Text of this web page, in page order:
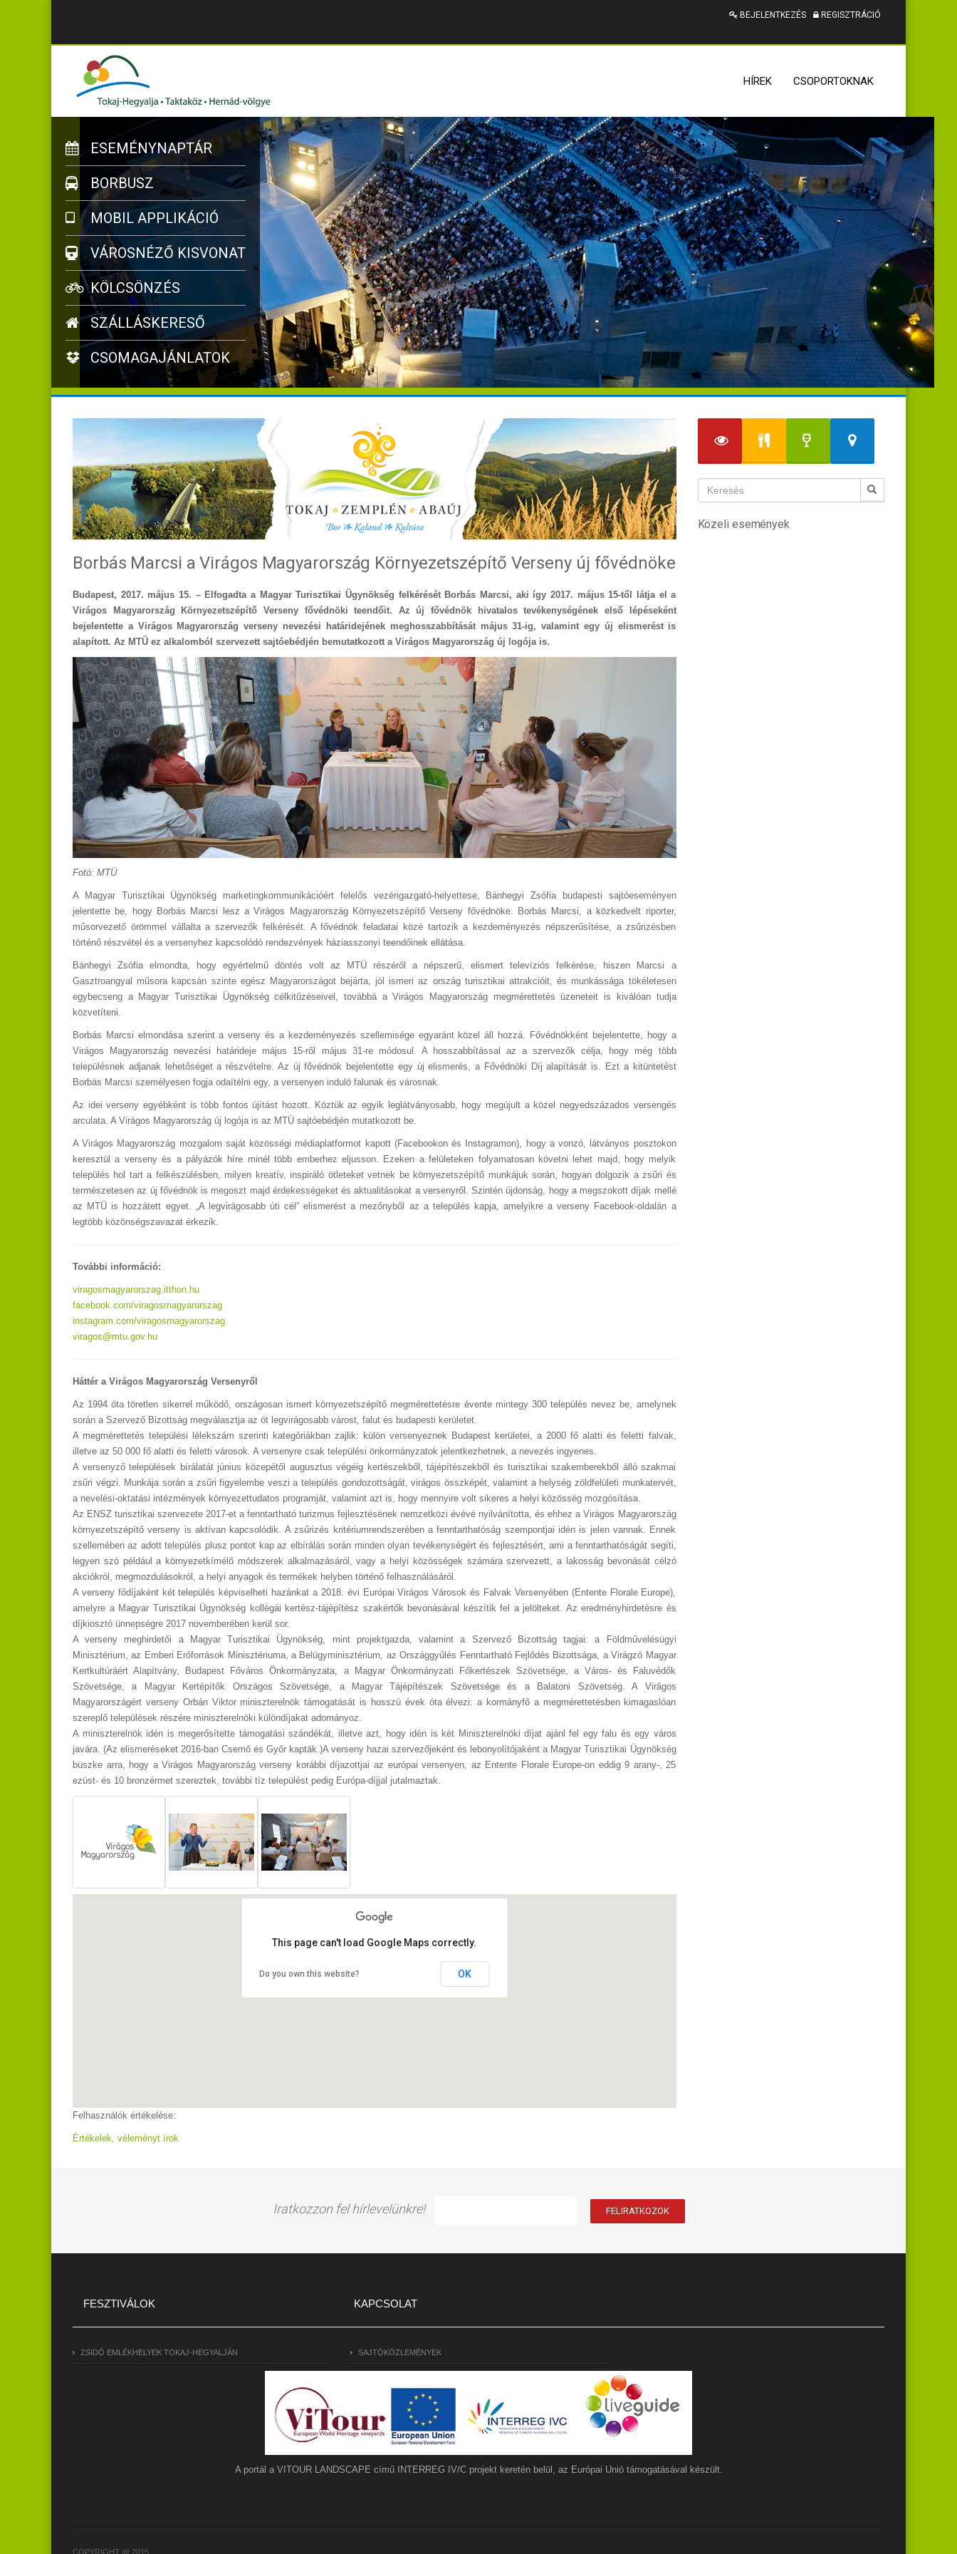
BEJELENTKEZÉS REGISZTRÁCIÓ
HÍREK CSOPORTOKNAK
ESEMÉNYNAPTÁR
BORBUSZ
MOBIL APPLIKÁCIÓ
VÁROSNÉZŐ KISVONAT
KÖLCSÖNZÉS
SZÁLLÁSKERESŐ
CSOMAGAJÁNLATOK
Borbás Marcsi a Virágos Magyarország Környezetszépítő Verseny új fővédnöke
Budapest, 2017. május 15. – Elfogadta a Magyar Turisztikai Ügynökség felkérését Borbás Marcsi, aki így 2017. május 15-től látja el a
Virágos Magyarország Környezetszépítő Verseny fővédnöki teendőit. Az új fővédnök hivatalos tevékenységének első lépéseként
bejelentette a Virágos Magyarország verseny nevezési határidejének meghosszabbítását május 31-ig, valamint egy új elismerést is
alapított. Az MTÜ ez alkalomból szervezett sajtóebédjén bemutatkozott a Virágos Magyarország új logója is.
Fotó: MTÜ
A Magyar Turisztikai Ügynökség marketingkommunikációért felelős vezérigazgató-helyettese, Bánhegyi Zsófia budapesti sajtóeseményen
jelentette be, hogy Borbás Marcsi lesz a Virágos Magyarország Környezetszépítő Verseny fővédnöke. Borbás Marcsi, a közkedvelt riporter,
műsorvezető örömmel vállalta a szervezők felkérését. A fővédnök feladatai közé tartozik a kezdeményezés népszerűsítése, a zsűrizésben
történő részvétel és a versenyhez kapcsolódó rendezvények háziasszonyi teendőinek ellátása.
Bánhegyi Zsófia elmondta, hogy egyértelmű döntés volt az MTÜ részéről a népszerű, elismert televíziós felkérése, hiszen Marcsi a
Gasztroangyal műsora kapcsán szinte egész Magyarországot bejárta, jól ismeri az ország turisztikai attrakcióit, és munkássága tökéletesen
egybecseng a Magyar Turisztikai Ügynökség célkitűzéseivel, továbbá a Virágos Magyarország megmérettetés üzeneteit is kiválóan tudja
közvetíteni.
Borbás Marcsi elmondása szerint a verseny és a kezdeményezés szellemisége egyaránt közel áll hozzá. Fővédnökként bejelentette, hogy a
Virágos Magyarország nevezési határideje május 15-ről május 31-re módosul. A hosszabbítással az a szervezők célja, hogy még több
településnek adjanak lehetőséget a részvételre. Az új fővédnök bejelentette egy új elismerés, a Fővédnöki Díj alapítását is. Ezt a kitüntetést
Borbás Marcsi személyesen fogja odaítélni egy, a versenyen induló falunak és városnak.
Az idei verseny egyébként is több fontos újítást hozott. Köztük az egyik leglátványosabb, hogy megújult a közel negyedszázados versengés
arculata. A Virágos Magyarország új logója is az MTÜ sajtóebédjén mutatkozott be.
A Virágos Magyarország mozgalom saját közösségi médiaplatformot kapott (Facebookon és Instagramon), hogy a vonzó, látványos posztokon
keresztül a verseny és a pályázók híre minél több emberhez eljusson. Ezeken a felületeken folyamatosan követni lehet majd, hogy melyik
település hol tart a felkészülésben, milyen kreatív, inspiráló ötleteket vetnek be környezetszépítő munkájuk során, hogyan dolgozik a zsűri és
természetesen az új fővédnök is megoszt majd érdekességeket és aktualitásokat a versenyről. Szintén újdonság, hogy a megszokott díjak mellé
az MTÜ is hozzátett egyet. „A legvirágosabb úti cél” elismerést a mezőnyből az a település kapja, amelyikre a verseny Facebook-oldalán a
legtöbb közönségszavazat érkezik.
További információ:
viragosmagyarorszag.itthon.hu
facebook.com/viragosmagyarorszag
instagram.com/viragosmagyarorszag
viragos@mtu.gov.hu
Háttér a Virágos Magyarország Versenyről
Az 1994 óta töretlen sikerrel működő, országosan ismert környezetszépítő megmérettetésre évente mintegy 300 település nevez be, amelynek
során a Szervező Bizottság megválasztja az öt legvirágosabb várost, falut és budapesti kerületet.
A megmérettetés települési lélekszám szerinti kategóriákban zajlik: külön versenyeznek Budapest kerületei, a 2000 fő alatti és feletti falvak,
illetve az 50 000 fő alatti és feletti városok. A versenyre csak települési önkormányzatok jelentkezhetnek, a nevezés ingyenes.
A versenyző települések bírálatát június közepétől augusztus végéig kertészekből, tájépítészekből és turisztikai szakemberekből álló szakmai
zsűri végzi. Munkája során a zsűri figyelembe veszi a település gondozottságát, virágos összképét, valamint a helység zöldfelületi munkatervét,
a nevelési-oktatási intézmények környezettudatos programját, valamint azt is, hogy mennyire volt sikeres a helyi közösség mozgósítása.
Az ENSZ turisztikai szervezete 2017-et a fenntartható turizmus fejlesztésének nemzetközi évévé nyilvánította, és ehhez a Virágos Magyarország
környezetszépítő verseny is aktívan kapcsolódik. A zsűrizés kritériumrendszerében a fenntarthatóság szempontjai idén is jelen vannak. Ennek
szellemében az adott település plusz pontot kap az elbírálás során minden olyan tevékenységért és fejlesztésért, ami a fenntarthatóságát segíti,
legyen szó például a környezetkímélő módszerek alkalmazásáról, vagy a helyi közösségek számára szervezett, a lakosság bevonását célzó
akciókról, megmozdulásokról, a helyi anyagok és termékek helyben történő felhasználásáról.
A verseny fődíjaként két település képviselheti hazánkat a 2018. évi Európai Virágos Városok és Falvak Versenyében (Entente Florale Europe),
amelyre a Magyar Turisztikai Ügynökség kollégái kertész-tájépítész szakértők bevonásával készítik fel a jelölteket. Az eredményhirdetésre és
díjkiosztó ünnepségre 2017 novemberében kerül sor.
A verseny meghirdetői a Magyar Turisztikai Ügynökség, mint projektgazda, valamint a Szervező Bizottság tagjai: a Földművelésügyi
Minisztérium, az Emberi Erőforrások Minisztériuma, a Belügyminisztérium, az Országgyűlés Fenntartható Fejlődés Bizottsága, a Virágzó Magyar
Kertkultúráért Alapítvány, Budapest Főváros Önkormányzata, a Magyar Önkormányzati Főkertészek Szövetsége, a Város- és Faluvédők
Szövetsége, a Magyar Kertépítők Országos Szövetsége, a Magyar Tájépítészek Szövetsége és a Balatoni Szövetség. A Virágos
Magyarországért verseny Orbán Viktor miniszterelnök támogatását is hosszú évek óta élvezi: a kormányfő a megmérettetésben kimagaslóan
szereplő települések részére miniszterelnöki különdíjakat adományoz.
A miniszterelnök idén is megerősítette támogatási szándékát, illetve azt, hogy idén is két Miniszterelnöki díjat ajánl fel egy falu és egy város
javára. (Az elismeréseket 2016-ban Csemő és Győr kapták.)A verseny hazai szervezőjeként és lebonyolítójaként a Magyar Turisztikai Ügynökség
büszke arra, hogy a Virágos Magyarország verseny korábbi díjazottjai az európai versenyen, az Entente Florale Europe-on eddig 9 arany-, 25
ezüst- és 10 bronzérmet szereztek, további tíz települést pedig Európa-díjjal jutalmaztak.
This page can't load Google Maps correctly.
Do you own this website? OK
Felhasználók értékelése:
Értékelek, véleményt írok
Közeli események
Iratkozzon fel hírlevelünkre!
FESZTIVÁLOK KAPCSOLAT
ZSIDÓ EMLÉKHELYEK TOKAJ-HEGYALJÁN SAJTÓKÖZLEMÉNYEK
A portál a VITOUR LANDSCAPE című INTERREG IV/C projekt keretén belül, az Európai Unió támogatásával készült.
COPYRIGHT @ 2015